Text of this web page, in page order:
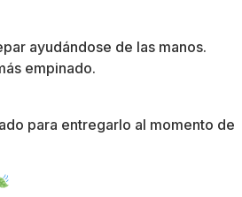
ayudándose de las manos.
empinado.
para entregarlo al momento de